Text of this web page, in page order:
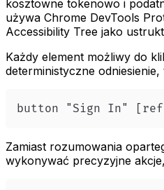
kosztowne tokenowo i
używa Chrome DevTools
Accessibility Tree jako
Każdy element możliwy do
deterministyczne odniesienie,
button "Sign In"
Zamiast rozumowania
wykonywać precyzyjne